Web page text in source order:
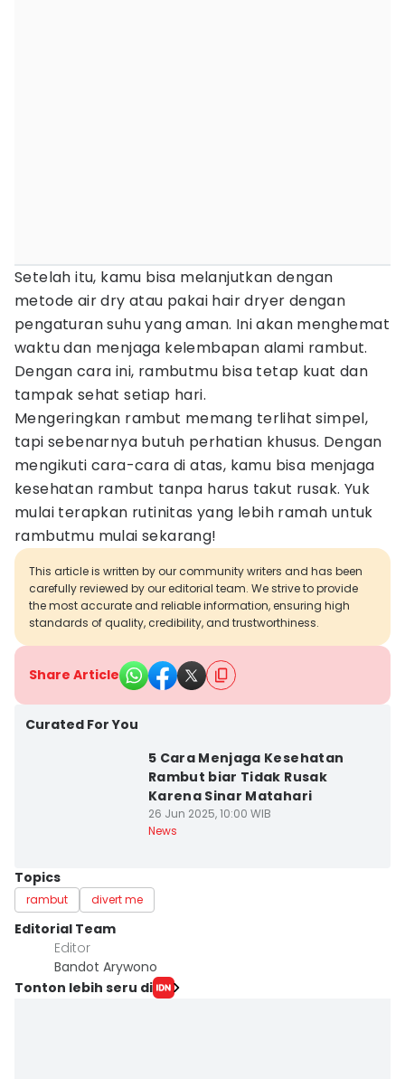
Setelah itu, kamu bisa melanjutkan dengan
metode air dry atau pakai hair dryer dengan
pengaturan suhu yang aman. Ini akan menghemat
waktu dan menjaga kelembapan alami rambut.
Dengan cara ini, rambutmu bisa tetap kuat dan
tampak sehat setiap hari.
Mengeringkan rambut memang terlihat simpel,
tapi sebenarnya butuh perhatian khusus. Dengan
mengikuti cara-cara di atas, kamu bisa menjaga
kesehatan rambut tanpa harus takut rusak. Yuk
mulai terapkan rutinitas yang lebih ramah untuk
rambutmu mulai sekarang!
This article is written by our community writers and has been
carefully reviewed by our editorial team. We strive to provide
the most accurate and reliable information, ensuring high
standards of quality, credibility, and trustworthiness.
Share Article
Curated For You
5 Cara Menjaga Kesehatan
Rambut biar Tidak Rusak
Karena Sinar Matahari
26 Jun 2025, 10:00 WIB
News
Topics
rambut divert me
Editorial Team
Editor
Bandot Arywono
Tonton lebih seru di